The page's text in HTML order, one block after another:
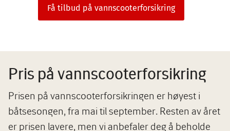
Få tilbud på vannscooterforsikring
Pris på vannscooterforsikring
Prisen på vannscooterforsikringen er høyest i
båtsesongen, fra mai til september. Resten av året
er prisen lavere, men vi anbefaler deg å beholde